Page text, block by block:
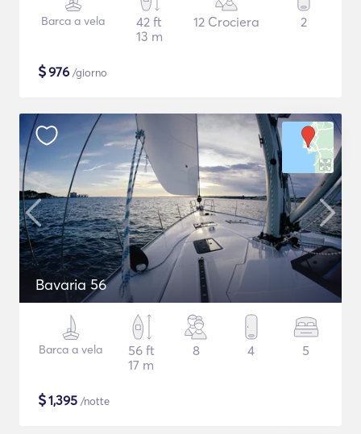
Barca a vela
42 ft
13 m
12 Crociera 2
$976 /giorno
Bavaria 56
Barca a vela
56 ft
17 m
8 4 5
$1,395 /notte